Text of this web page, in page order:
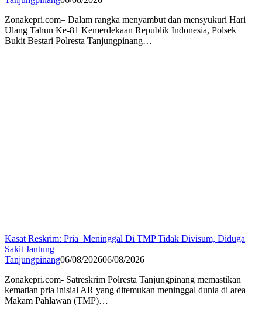
Zonakepri.com– Dalam rangka menyambut dan mensyukuri Hari
Ulang Tahun Ke-81 Kemerdekaan Republik Indonesia, Polsek
Bukit Bestari Polresta Tanjungpinang…
Kasat Reskrim: Pria Meninggal Di TMP Tidak Divisum, Diduga
Sakit Jantung
Tanjungpinang06/08/202606/08/2026
Zonakepri.com- Satreskrim Polresta Tanjungpinang memastikan
kematian pria inisial AR yang ditemukan meninggal dunia di area
Makam Pahlawan (TMP)…